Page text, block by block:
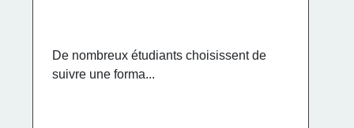
De nombreux étudiants choisissent de
suivre une forma...